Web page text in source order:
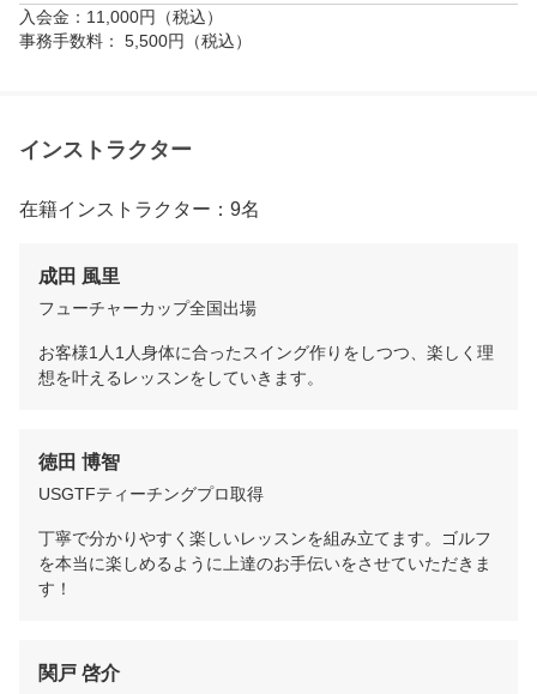
入会金：11,000円（税込）
事務手数料： 5,500円（税込）
インストラクター
在籍インストラクター：9名
成田 風里
フューチャーカップ全国出場
お客様1人1人身体に合ったスイング作りをしつつ、楽しく理
想を叶えるレッスンをしていきます。
徳田 博智
USGTFティーチングプロ取得
丁寧で分かりやすく楽しいレッスンを組み立てます。ゴルフ
を本当に楽しめるように上達のお手伝いをさせていただきま
す！
関戸 啓介